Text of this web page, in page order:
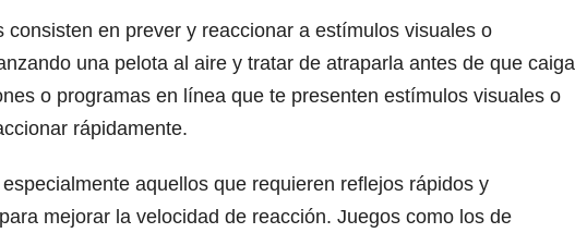
en prever y reaccionar a estímulos visuales o
una pelota al aire y tratar de atraparla antes de que caiga
o programas en línea que te presenten estímulos visuales o
rápidamente.
aquellos que requieren reflejos rápidos y
mejorar la velocidad de reacción. Juegos como los de